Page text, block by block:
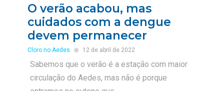
O verão acabou, mas
cuidados com a dengue
devem permanecer
Cloro no Aedes 12 de abril de 2022
Sabemos que o verão é a estação com maior
circulação do Aedes, mas não é porque